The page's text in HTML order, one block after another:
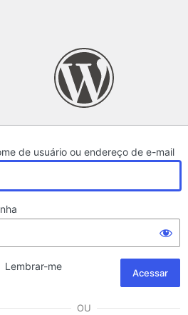
de usuário ou endereço de e-mail
Lembrar-me
OU